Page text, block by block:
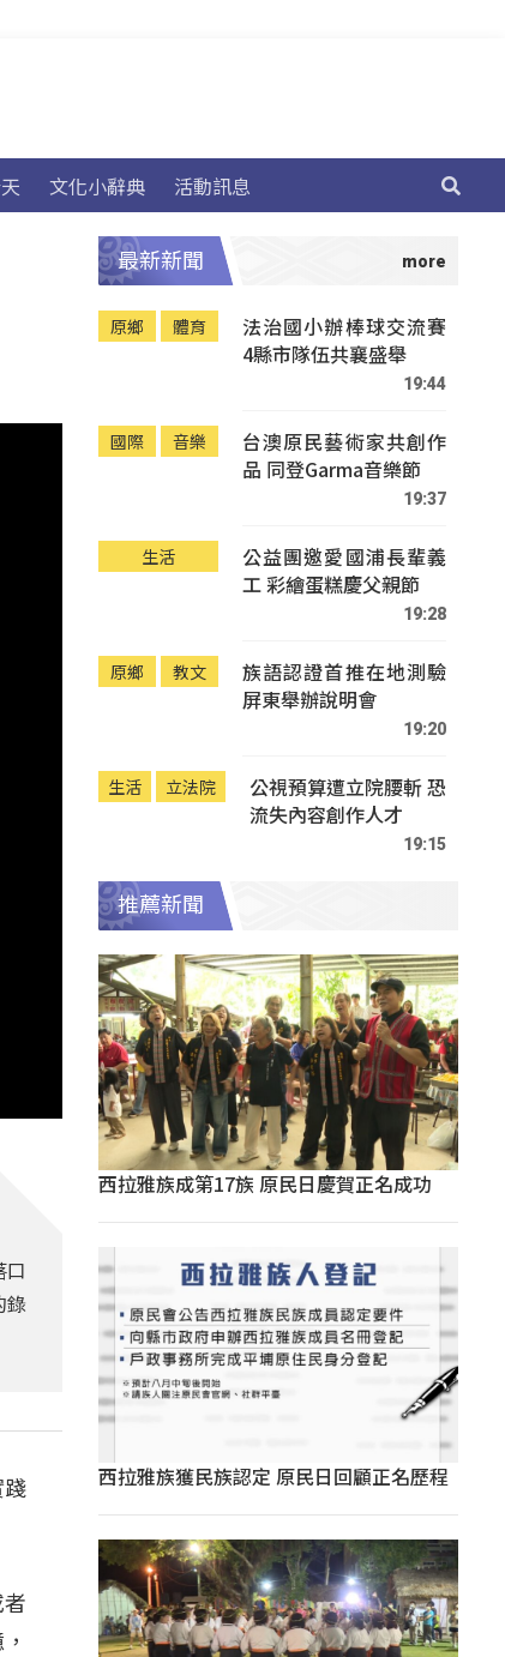
文化小辭典 活動訊息
口
錄
踐
最新新聞
原鄉 體育
法治國小辦棒球交流賽
4縣市隊伍共襄盛舉
19:44
國際 音樂
台澳原民藝術家共創作
品 同登Garma音樂節
19:37
生活
公益團邀愛國浦長輩義
工 彩繪蛋糕慶父親節
19:28
原鄉 教文
族語認證首推在地測驗
屏東舉辦說明會
19:20
生活 立法院
公視預算遭立院腰斬 恐
流失內容創作人才
19:15
推薦新聞
西拉雅族成第17族 原民日慶賀正名成功
西拉雅族獲民族認定 原民日回顧正名歷程